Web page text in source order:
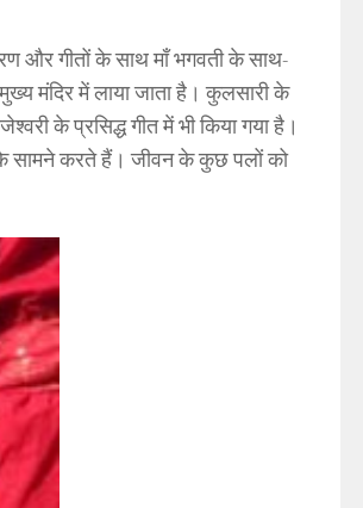
और गीतों के साथ माँ भगवती के साथ-
मंदिर में लाया जाता है। कुलसारी के
के प्रसिद्ध गीत में भी किया गया है।
के सामने करते हैं। जीवन के कुछ पलों को